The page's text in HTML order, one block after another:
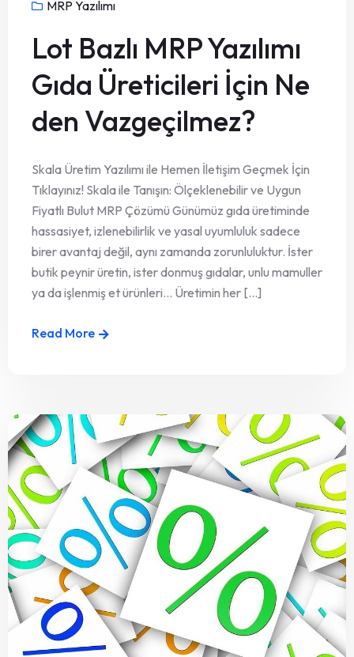
MRP Yazılımı
Lot Bazlı MRP Yazılımı
Gıda Üreticileri İçin Ne
den Vazgeçilmez?
Skala Üretim Yazılımı ile Hemen İletişim Geçmek İçin
Tıklayınız! Skala ile Tanışın: Ölçeklenebilir ve Uygun
Fiyatlı Bulut MRP Çözümü Günümüz gıda üretiminde
hassasiyet, izlenebilirlik ve yasal uyumluluk sadece
birer avantaj değil, aynı zamanda zorunluluktur. İster
butik peynir üretin, ister donmuş gıdalar, unlu mamuller
ya da işlenmiş et ürünleri… Üretimin her [...]
Read More